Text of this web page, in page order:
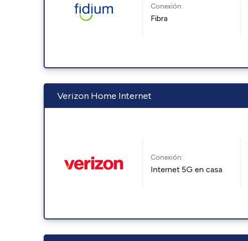
Conexión:
Fibra
Verizon Home Internet
Conexión:
Internet 5G en casa